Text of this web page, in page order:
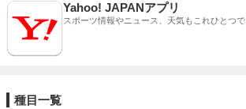
Yahoo! JAPANアプリ
スポーツ情報やニュース、天気もこれひとつで
種目一覧